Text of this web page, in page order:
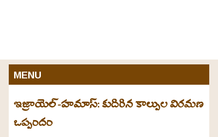
MENU
ఇజ్రాయెల్‌-హమాస్‌: కుదిరిన కాల్పుల విరమణ
ఒప్పందం